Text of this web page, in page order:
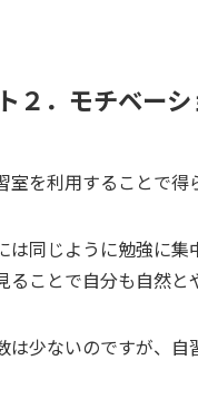
２．モチベー
室を利用することで得
は同じように勉強に
ることで自分も自然と
は少ないのですが、自